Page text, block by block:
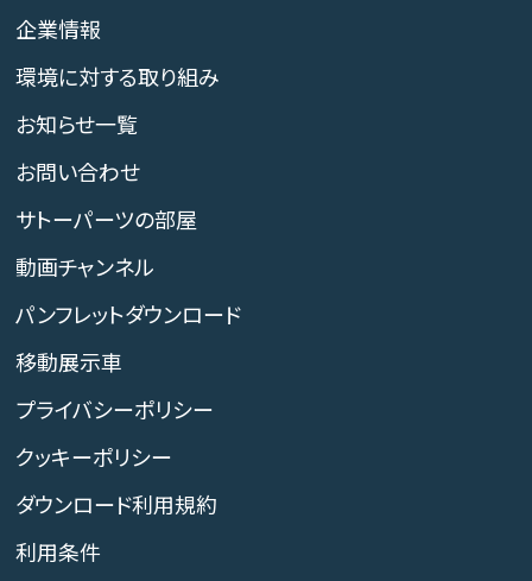
企業情報
環境に対する取り組み
お知らせ一覧
お問い合わせ
サトーパーツの部屋
動画チャンネル
パンフレットダウンロード
移動展示車
プライバシーポリシー
クッキーポリシー
ダウンロード利用規約
利用条件